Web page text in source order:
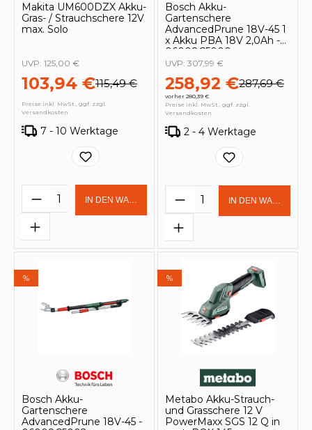
Makita UM600DZX Akku-
Gras- / Strauchschere 12V
max. Solo
103,94 €115,49 €
UVP: 125,00 €
Preise inkl. MwSt., ggf. zzgl.
Versandkosten
7 - 10 Werktage
Produkt Anzahl: Gib den
IN DEN WARENKORB
Bosch Akku-
Gartenschere
AdvancedPrune 18V-45 1
x Akku PBA 18V 2,0Ah -
06008C5000
258,92 €287,69 €
vorher 280,39 €
UVP: 307,99 €
Preise inkl. MwSt., ggf. zzgl.
Versandkosten
2 - 4 Werktage
Produkt Anzahl:
IN DEN
%
Bosch Akku-
Gartenschere
AdvancedPrune 18V-45 -
%
Metabo Akku-Strauch-
und Grasschere 12 V
PowerMaxx SGS 12 Q in